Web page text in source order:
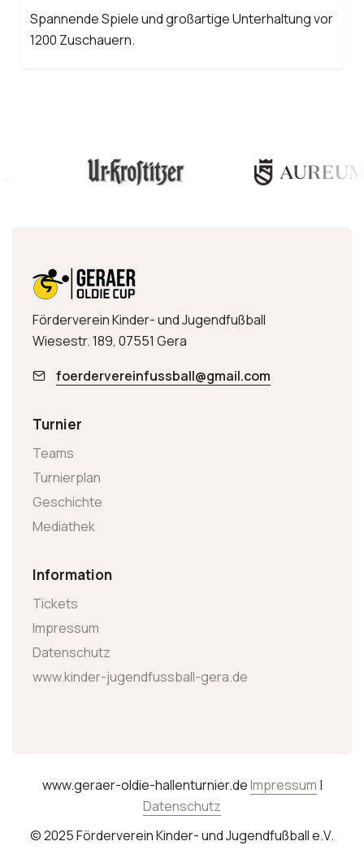
Spannende Spiele und großartige Unterhaltung vor
1200 Zuschauern.
Förderverein Kinder- und Jugendfußball
Wiesestr. 189, 07551 Gera
foerdervereinfussball@gmail.com
Turnier
Teams
Turnierplan
Geschichte
Mediathek
Information
Tickets
Impressum
Datenschutz
www.kinder-jugendfussball-gera.de
www.geraer-oldie-hallenturnier.deImpressum |
Datenschutz
© 2025 Förderverein Kinder- und Jugendfußball e.V.